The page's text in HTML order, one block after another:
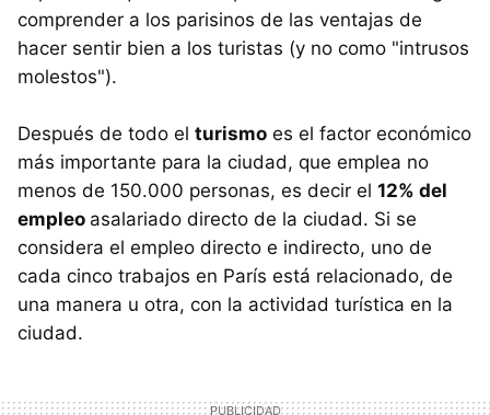
comprender a los parisinos de las ventajas de
hacer sentir bien a los turistas (y no como "intrusos
molestos").
Después de todo el turismo es el factor económico
más importante para la ciudad, que emplea no
menos de 150.000 personas, es decir el 12% del
empleo asalariado directo de la ciudad. Si se
considera el empleo directo e indirecto, uno de
cada cinco trabajos en París está relacionado, de
una manera u otra, con la actividad turística en la
ciudad.